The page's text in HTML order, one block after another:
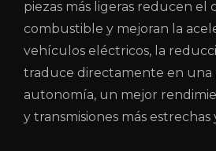
piezas más ligeras reducen el
combustible y mejoran la
vehículos eléctricos, la
traduce directamente en una
autonomía, un mejor
y transmisiones más estrechas